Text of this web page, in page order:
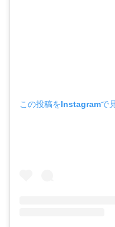
この投稿をInstagramで